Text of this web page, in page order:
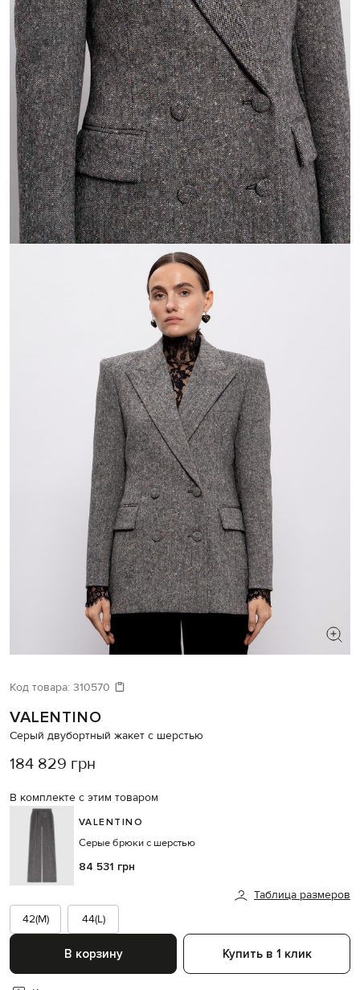
Давайте подберем что-то еще
Похожие товары
Код товара: 310570
VALENTINO
Серый двубортный жакет с шерстью
184 829 грн
В комплекте с этим товаром
VALENTINO
Серые брюки с шерстью
84 531 грн
Таблица размеров
42(M)
44(L)
В корзину Купить в 1 клик